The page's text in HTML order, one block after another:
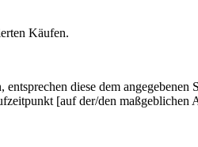
Käufen.
diese dem
[auf der/den maßgeblichen